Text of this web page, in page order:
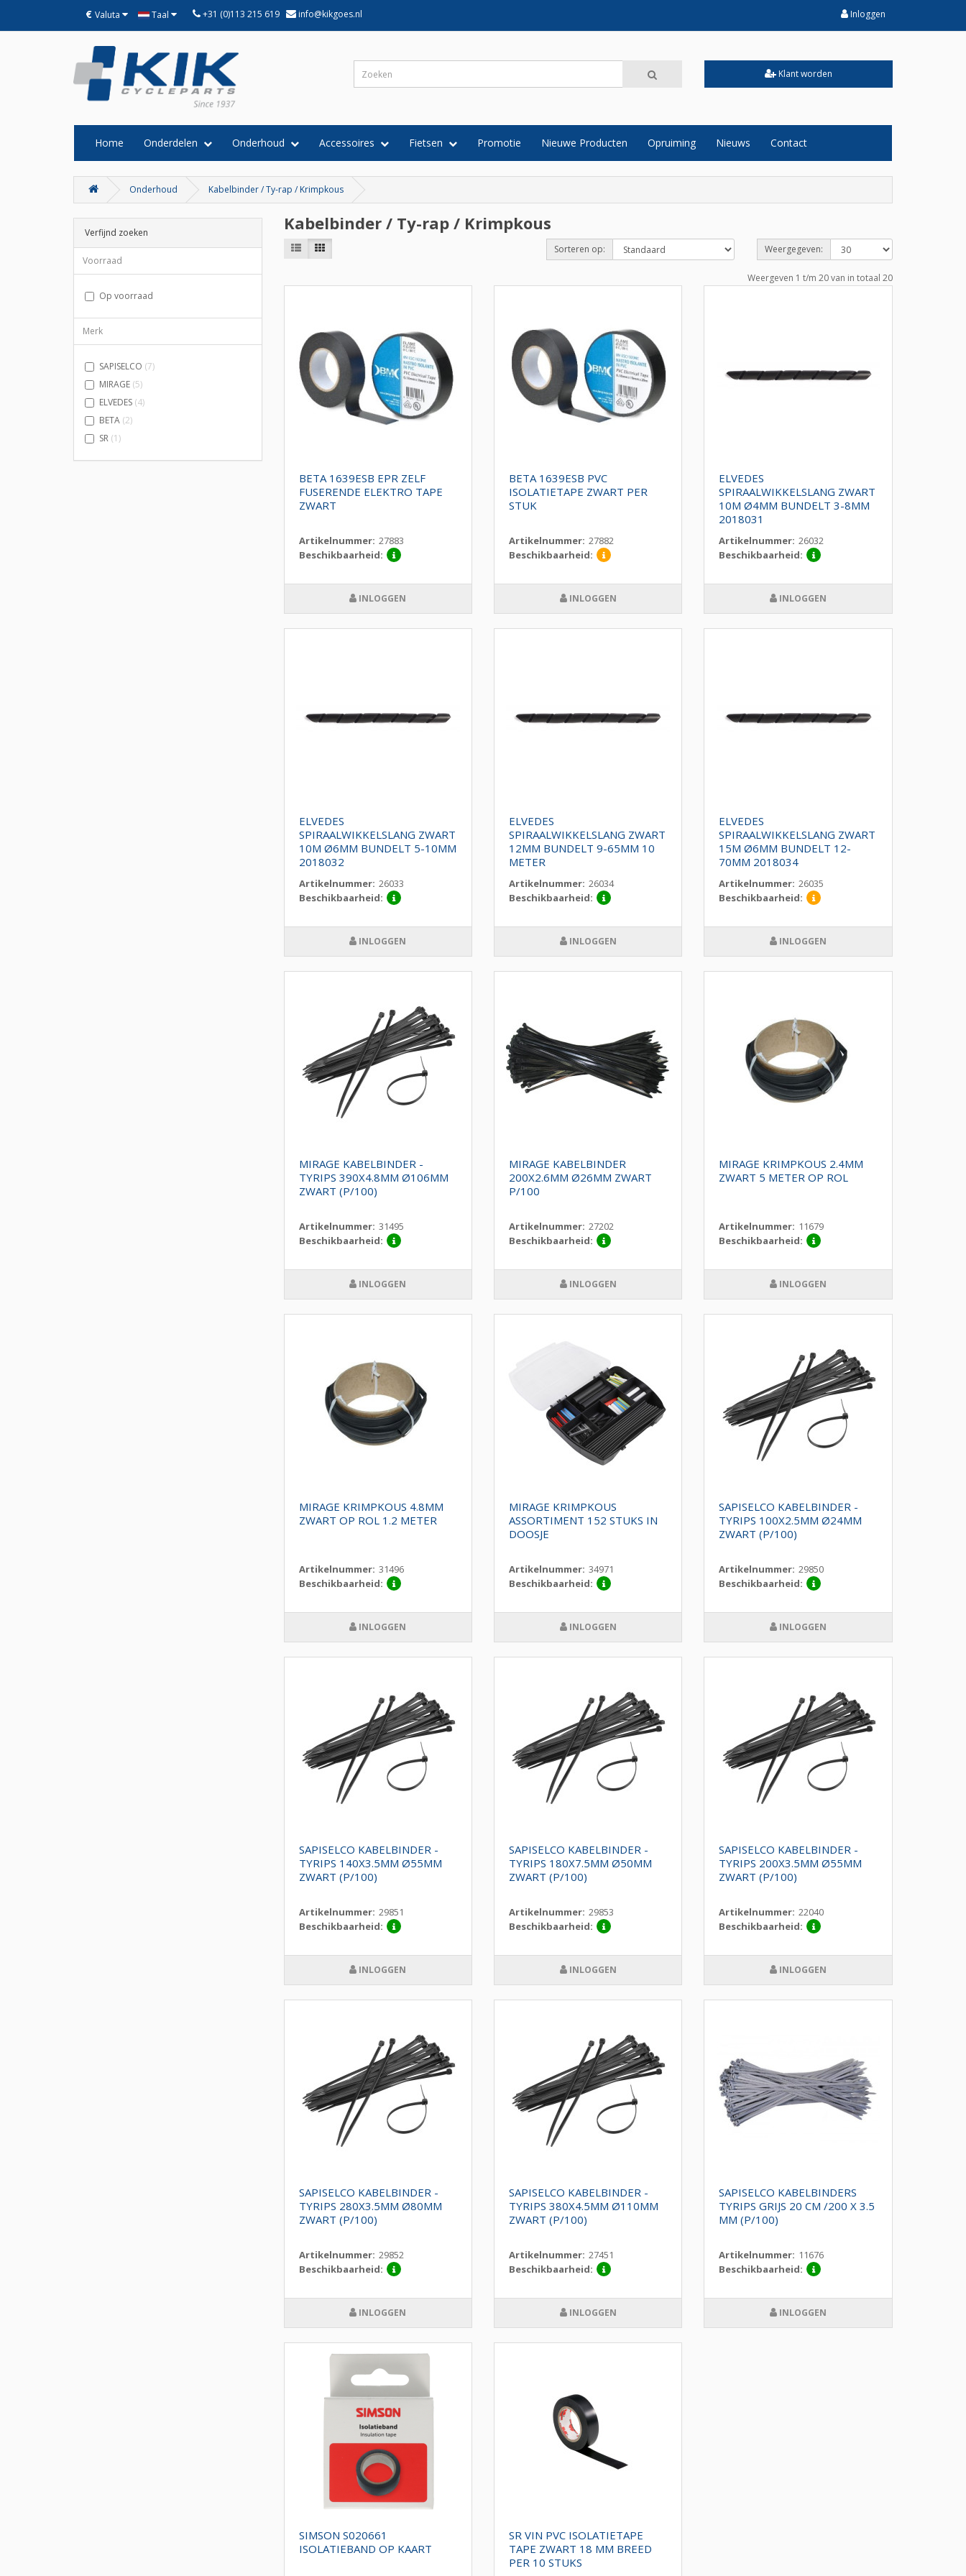
€ Valuta Taal +31 (0)113 215 619 info@kikgoes.nl Inloggen
Klant worden
Home Onderdelen Onderhoud Accessoires Fietsen Promotie Nieuwe Producten Opruiming Nieuws Contact
Onderhoud Kabelbinder / Ty-rap / Krimpkous
Verfijnd zoeken
Voorraad
Op voorraad
Merk
SAPISELCO (7)
MIRAGE (5)
ELVEDES (4)
BETA (2)
SR (1)
Kabelbinder / Ty-rap / Krimpkous
Sorteren op: Weergegeven:
Weergeven 1 t/m 20 van in totaal 20
BETA 1639ESB EPR ZELF
FUSERENDE ELEKTRO TAPE
ZWART
Artikelnummer: 27883
Beschikbaarheid:
INLOGGEN
BETA 1639ESB PVC
ISOLATIETAPE ZWART PER
STUK
Artikelnummer: 27882
Beschikbaarheid:
INLOGGEN
ELVEDES
SPIRAALWIKKELSLANG ZWART
10M Ø4MM BUNDELT 3-8MM
2018031
Artikelnummer: 26032
Beschikbaarheid:
INLOGGEN
ELVEDES
SPIRAALWIKKELSLANG ZWART
10M Ø6MM BUNDELT 5-10MM
2018032
Artikelnummer: 26033
Beschikbaarheid:
INLOGGEN
ELVEDES
SPIRAALWIKKELSLANG ZWART
12MM BUNDELT 9-65MM 10
METER
Artikelnummer: 26034
Beschikbaarheid:
INLOGGEN
ELVEDES
SPIRAALWIKKELSLANG ZWART
15M Ø6MM BUNDELT 12-
70MM 2018034
Artikelnummer: 26035
Beschikbaarheid:
INLOGGEN
MIRAGE KABELBINDER -
TYRIPS 390X4.8MM Ø106MM
ZWART (P/100)
Artikelnummer: 31495
Beschikbaarheid:
INLOGGEN
MIRAGE KABELBINDER
200X2.6MM Ø26MM ZWART
P/100
Artikelnummer: 27202
Beschikbaarheid:
INLOGGEN
MIRAGE KRIMPKOUS 2.4MM
ZWART 5 METER OP ROL
Artikelnummer: 11679
Beschikbaarheid:
INLOGGEN
MIRAGE KRIMPKOUS 4.8MM
ZWART OP ROL 1.2 METER
Artikelnummer: 31496
Beschikbaarheid:
INLOGGEN
MIRAGE KRIMPKOUS
ASSORTIMENT 152 STUKS IN
DOOSJE
Artikelnummer: 34971
Beschikbaarheid:
INLOGGEN
SAPISELCO KABELBINDER -
TYRIPS 100X2.5MM Ø24MM
ZWART (P/100)
Artikelnummer: 29850
Beschikbaarheid:
INLOGGEN
SAPISELCO KABELBINDER -
TYRIPS 140X3.5MM Ø55MM
ZWART (P/100)
Artikelnummer: 29851
Beschikbaarheid:
INLOGGEN
SAPISELCO KABELBINDER -
TYRIPS 180X7.5MM Ø50MM
ZWART (P/100)
Artikelnummer: 29853
Beschikbaarheid:
INLOGGEN
SAPISELCO KABELBINDER -
TYRIPS 200X3.5MM Ø55MM
ZWART (P/100)
Artikelnummer: 22040
Beschikbaarheid:
INLOGGEN
SAPISELCO KABELBINDER -
TYRIPS 280X3.5MM Ø80MM
ZWART (P/100)
Artikelnummer: 29852
Beschikbaarheid:
INLOGGEN
SAPISELCO KABELBINDER -
TYRIPS 380X4.5MM Ø110MM
ZWART (P/100)
Artikelnummer: 27451
Beschikbaarheid:
INLOGGEN
SAPISELCO KABELBINDERS
TYRIPS GRIJS 20 CM /200 X 3.5
MM (P/100)
Artikelnummer: 11676
Beschikbaarheid:
INLOGGEN
SIMSON S020661
ISOLATIEBAND OP KAART
SR VIN PVC ISOLATIETAPE
TAPE ZWART 18 MM BREED
PER 10 STUKS